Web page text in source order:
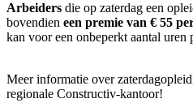
Arbeiders die op zaterdag een
bovendien een premie van € 55
kan voor een onbeperkt aantal
Meer informatie over
regionale Constructiv-kantoor!